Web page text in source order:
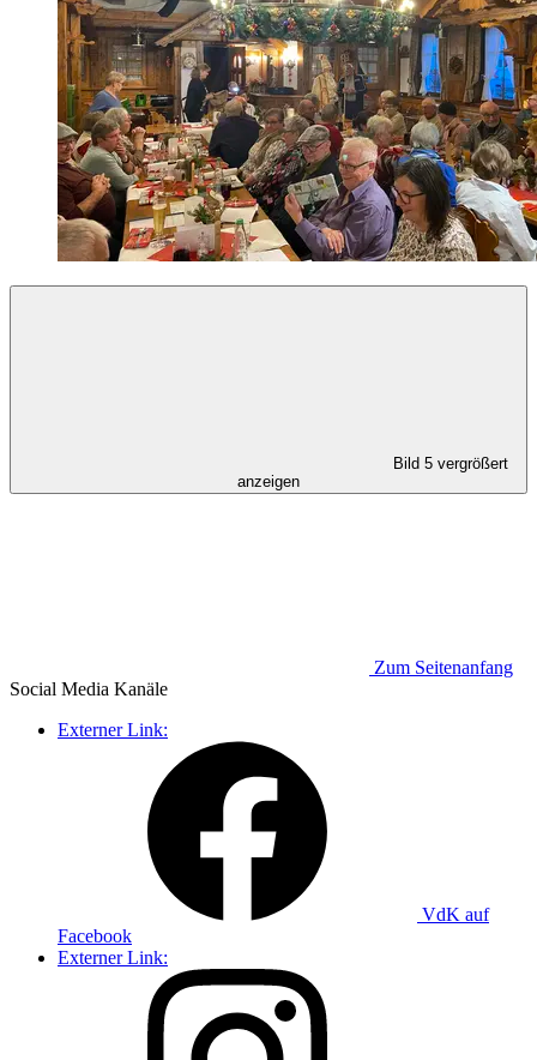
Bild 5 vergrößert
anzeigen
Zum Seitenanfang
Social Media Kanäle
Externer Link:
VdK auf
Facebook
Externer Link: